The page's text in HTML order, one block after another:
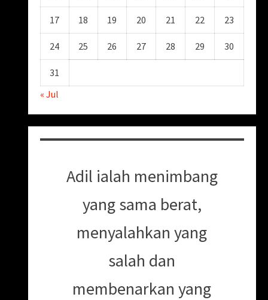
17 18 19 20 21 22 23
24 25 26 27 28 29 30
31
« Jul
Adil ialah menimbang
yang sama berat,
menyalahkan yang
salah dan
membenarkan yang